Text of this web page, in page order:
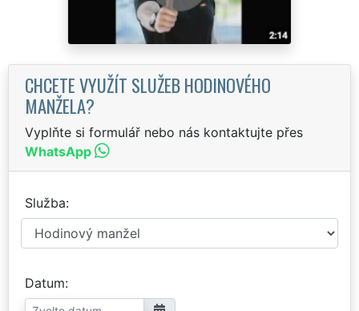
CHCETE VYUŽÍT SLUŽEB HODINOVÉHO
MANŽELA?
Vyplňte si formulář nebo nás kontaktujte přes
WhatsApp
Služba
Datum